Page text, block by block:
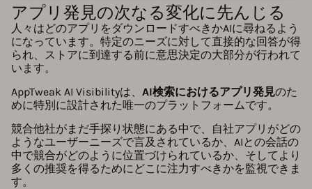
アプリ発見の次なる変化に先んじる
人々はどのアプリをダウンロードすべきかAIに尋ねるよう
になっています。特定のニーズに対して直接的な回答が得
られ、ストアに到達する前に意思決定の大部分が行われて
います。
AppTweak AI Visibilityは、 AI検索におけるアプリ発見のた
めに特別に設計された唯一のプラットフォームです。
競合他社がまだ手探り状態にある中で、自社アプリがどの
ようなユーザーニーズで言及されているか、AIとの会話の
中で競合がどのように位置づけられているか、そしてより
多くの推奨を得るためにどこに注力すべきかを監視できま
す。